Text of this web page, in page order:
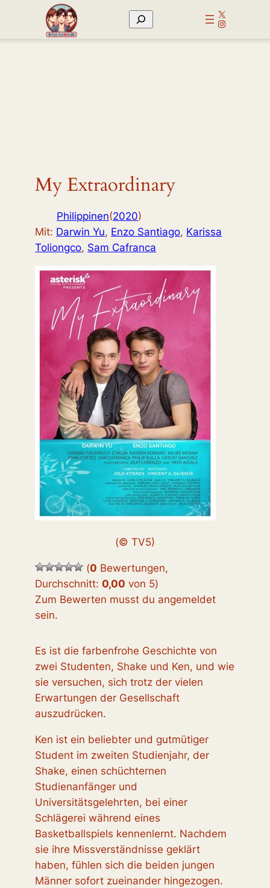
Suchen
X
Instagram
My Extraordinary
Philippinen(2020)
Mit: Darwin Yu, Enzo Santiago, Karissa
Toliongco, Sam Cafranca
(© TV5)
(0 Bewertungen,
Durchschnitt:0,00 von 5)
Zum Bewerten musst du angemeldet
sein.
Es ist die farbenfrohe Geschichte von
zwei Studenten, Shake und Ken, und wie
sie versuchen, sich trotz der vielen
Erwartungen der Gesellschaft
auszudrücken.
Ken ist ein beliebter und gutmütiger
Student im zweiten Studienjahr, der
Shake, einen schüchternen
Studienanfänger und
Universitätsgelehrten, bei einer
Schlägerei während eines
Basketballspiels kennenlernt. Nachdem
sie ihre Missverständnisse geklärt
haben, fühlen sich die beiden jungen
Männer sofort zueinander hingezogen.